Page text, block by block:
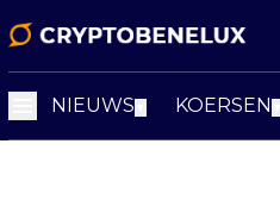
NIEUWS KOERSEN